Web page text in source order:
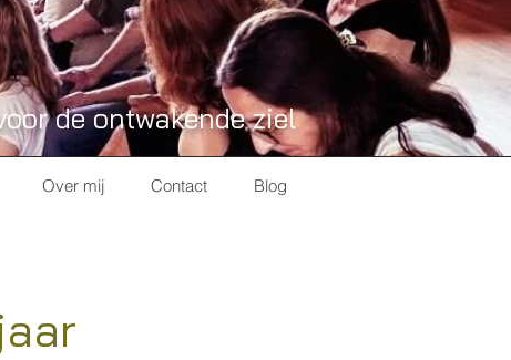
de ontwakende ziel
Over mij Contact Blog